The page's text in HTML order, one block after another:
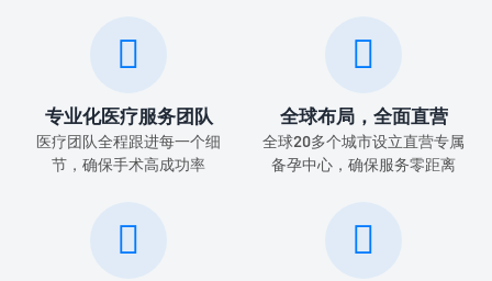

专业化医疗服务团队
医疗团队全程跟进每一个细
节，确保手术高成功率

全球布局，全面直营
全球20多个城市设立直营专属
备孕中心，确保服务零距离
 